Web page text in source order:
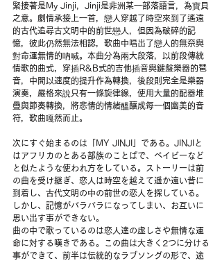
緊接著是My Jinji，Jinji是非洲某一部落語言，為寶貝
之意。劇情承接上一首，戀人穿越了時空來到了遙遠
的古代追尋古文明中的前世戀人，但因為破碎的記
憶，彼此仍然無法相認，歌曲中唱出了戀人的無奈與
對命運無情的吶喊。本曲分為兩大段落，以前段傳統
情歌的曲式，穿插R&B式的吉他插音與鍵盤樂器的琶
音，中間以速度的提升作為轉換，後段則完全是樂器
演奏，嚴格來說只有一條旋律線，使用大量的配器堆
疊與節奏轉換，將悲情的情緒醞釀成每一個幽美的音
符，歌曲嘎然而止。
次にすぐ始まるのは「MY JINJI」である。JINJIと
はアフリカのとある部族のことばで、ベイビーなど
と似たような使われ方をしている。ストーリーは前
の曲を受け継ぎ、恋人は時空を越えて遥か遠い昔に
到着し、古代文明の中の前世の恋人を探している。
しかし、記憶がバラバラになってしまい、お互いに
思い出す事ができない。
曲の中で歌っているのは恋人達の虚しさや無情な運
命に対する嘆きである。この曲は大きく2つに分ける
事ができて、前半は伝統的なラブソングの形で、途